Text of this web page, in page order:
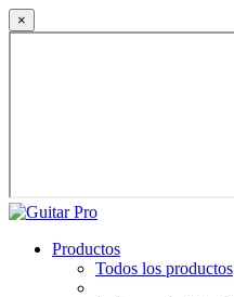
×
Productos
Todos los productos